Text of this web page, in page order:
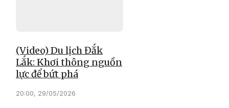
(Video) Du lịch Đắk
Lắk: Khơi thông nguồn
lực để bứt phá
20:00, 29/05/2026